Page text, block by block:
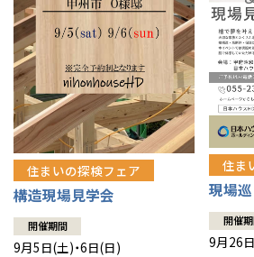
住まいの探検フェア
構造現場見学会
開催期間
9月5日(土)・6日(日)
住ま
現場
開催
9月26